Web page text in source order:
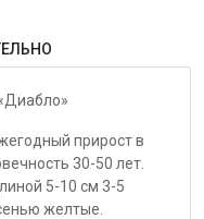
прирост в
30-50 лет.
5-10 см 3-5
желтые.